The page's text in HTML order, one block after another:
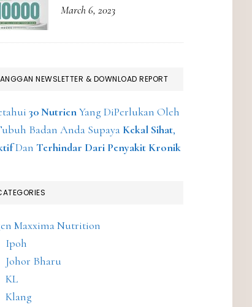
March 6, 2023
NEWSLETTER & DOWNLOAD REPORT
30 NutrienYang DiPerlukan Oleh
Badan Anda Supaya Kekal Sihat,
Dan Terhindar Dari Penyakit Kronik
Maxxima Nutrition
Ipoh
Johor Bharu
KL
Klang